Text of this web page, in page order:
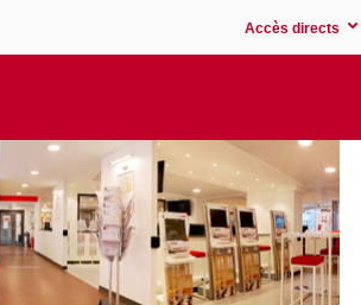
Accès directs